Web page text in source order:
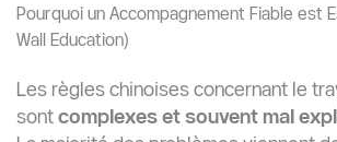
Pourquoi un Accompagnement Fiable est
Wall Education)
Les règles chinoises concernant le
sont complexes et souvent mal